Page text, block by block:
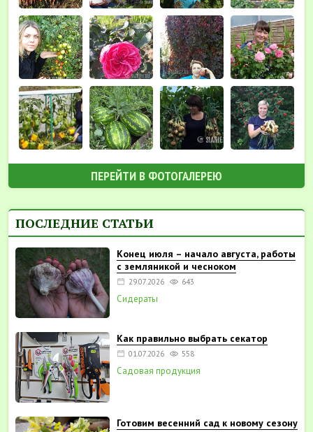
ПЕРЕЙТИ В ФОТОГАЛЕРЕЮ
ПОСЛЕДНИЕ СТАТЬИ
Конец июля – начало августа, работы
с земляникой и чесноком
29.07.2026 643
Сидераты
Как правильно выбрать секатор
01.07.2026 558
Садовая продукция
Готовим весенний сад к новому сезону